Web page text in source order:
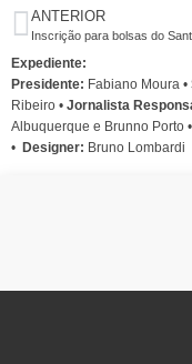
ANTERIOR
Expediente:
Presidente: Fabiano Moura •
Ribeiro • Jornalista
Albuquerque e Brunno Porto •
• Designer: Bruno Lombardi